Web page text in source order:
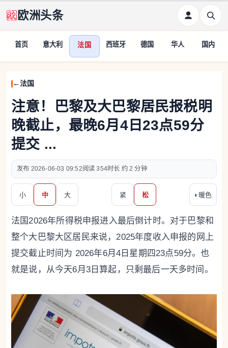
欧洲头条
首页 意大利 法国 西班牙 德国 华人 国内
法国
注意！巴黎及大巴黎居民报税明
晚截止，最晚6月4日23点59分
提交 ...
2026-06-03 09:52 354 约 2 分钟
小 中 大 紧 松 ◐ 暖色
法国2026年所得税申报进入最后倒计时。对于巴黎和
整个大巴黎大区居民来说，2025年度收入申报的网上
提交截止时间为 2026年6月4日星期四23点59分。也
就是说，从今天6月3日算起，只剩最后一天多时间。